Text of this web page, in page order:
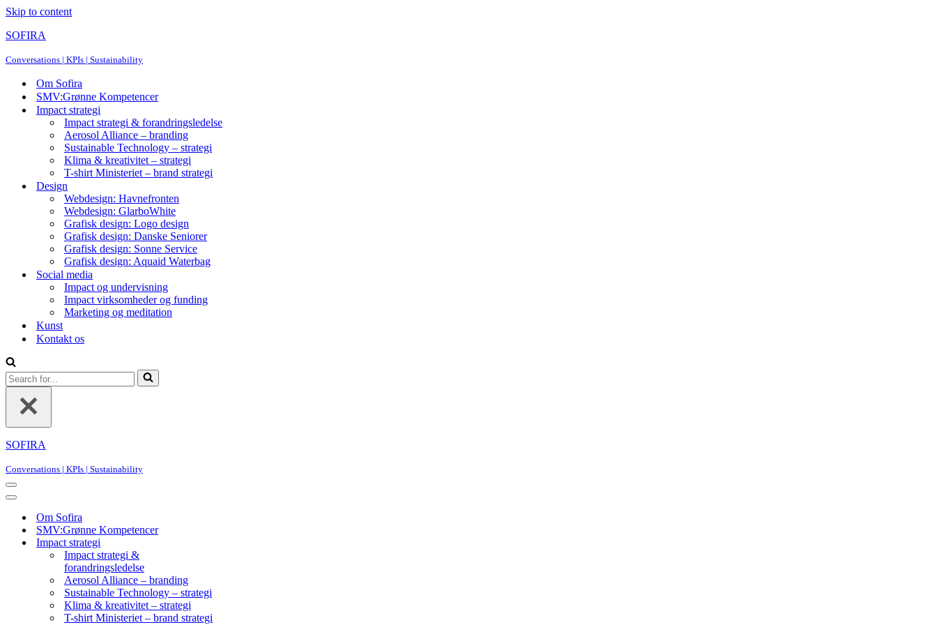
Skip to content
SOFIRA
Conversations | KPIs | Sustainability
Om Sofira
SMV:Grønne Kompetencer
Impact strategi
Impact strategi & forandringsledelse
Aerosol Alliance – branding
Sustainable Technology – strategi
Klima & kreativitet – strategi
T-shirt Ministeriet – brand strategi
Design
Webdesign: Havnefronten
Webdesign: GlarboWhite
Grafisk design: Logo design
Grafisk design: Danske Seniorer
Grafisk design: Sonne Service
Grafisk design: Aquaid Waterbag
Social media
Impact og undervisning
Impact virksomheder og funding
Marketing og meditation
Kunst
Kontakt os
Search
for...
SOFIRA
Conversations | KPIs | Sustainability
Navigation
Menu
Navigation
Om Sofira
SMV:Grønne Kompetencer
Impact strategi
Impact strategi &
forandringsledelse
Aerosol Alliance – branding
Sustainable Technology – strategi
Klima & kreativitet – strategi
T-shirt Ministeriet – brand strategi